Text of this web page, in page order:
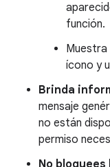
función.
ícono y
Brinda
mensaje
no están
permiso